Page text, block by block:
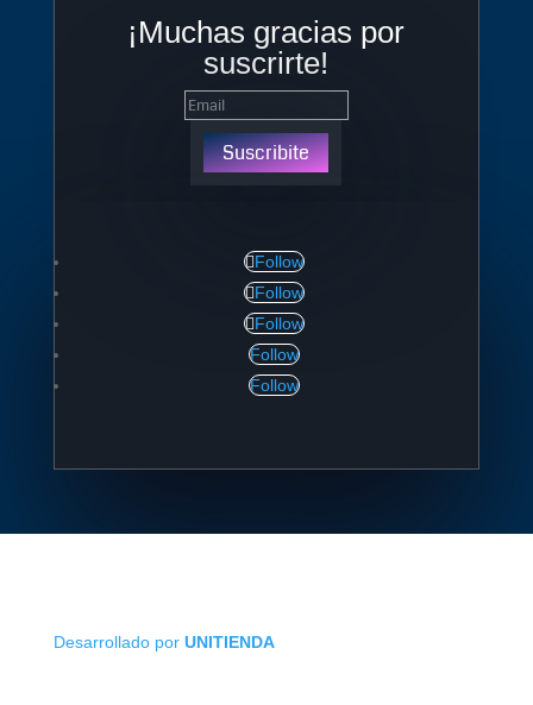
¡Muchas gracias por
suscrirte!
Suscribite
Follow
Follow
Follow
Follow
Follow
Desarrollado por UNITIENDA